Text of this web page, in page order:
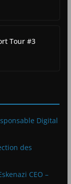
Tour #3
Digital
des
CEO –